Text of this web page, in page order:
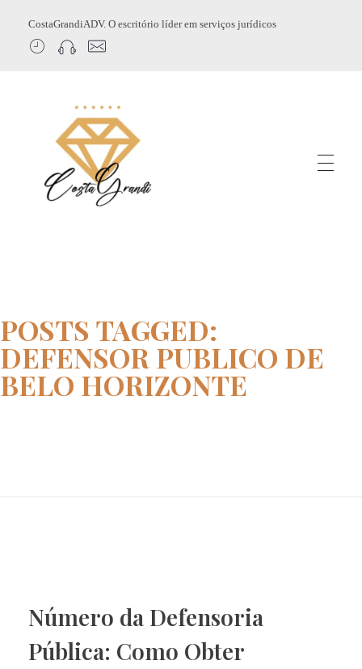
CostaGrandiADV. O escritório líder em serviços jurídicos
POSTS TAGGED:
DEFENSOR PUBLICO DE
BELO HORIZONTE
Número da Defensoria
Pública: Como Obter